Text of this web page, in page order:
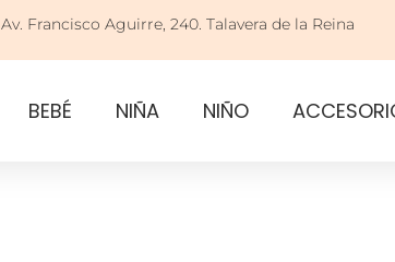
Av. Francisco Aguirre, 240. Talavera de la Reina
BEBÉ NIÑA NIÑO